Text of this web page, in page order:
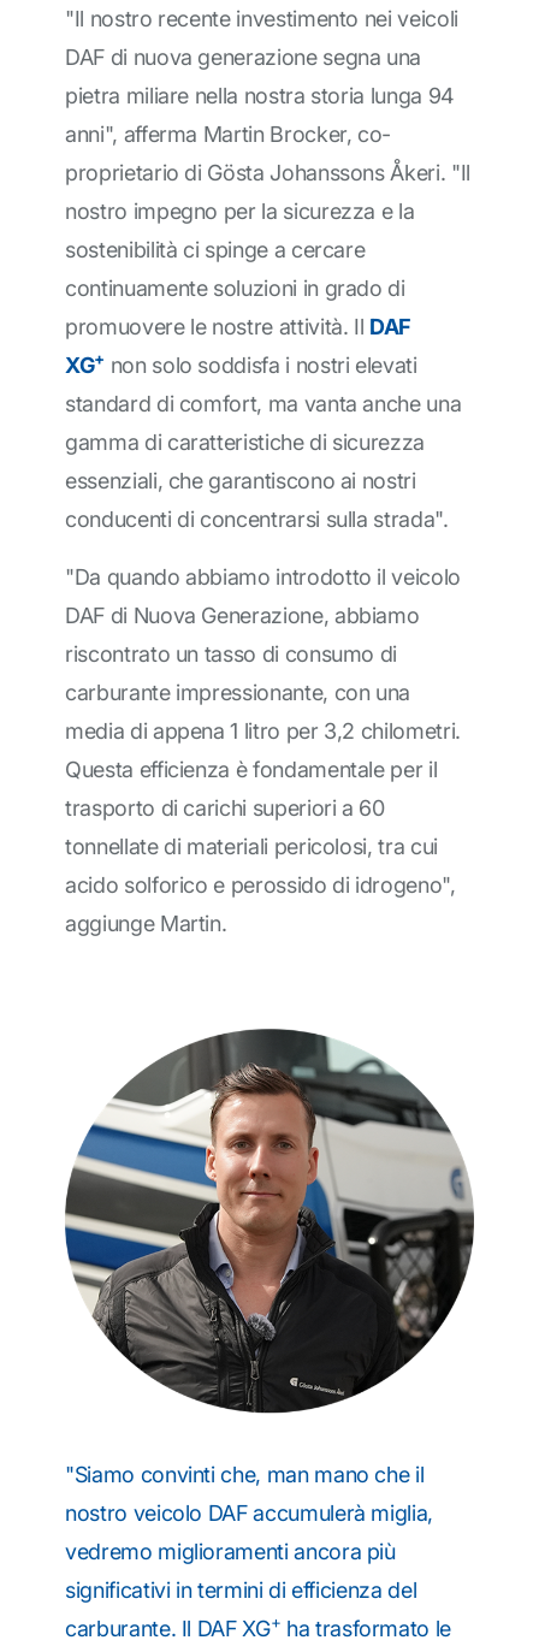
"Il nostro recente investimento nei veicoli
DAF di nuova generazione segna una
pietra miliare nella nostra storia lunga 94
anni", afferma Martin Brocker, co-
proprietario di Gösta Johanssons Åkeri. "Il
nostro impegno per la sicurezza e la
sostenibilità ci spinge a cercare
continuamente soluzioni in grado di
promuovere le nostre attività. Il DAF
XG+ non solo soddisfa i nostri elevati
standard di comfort, ma vanta anche una
gamma di caratteristiche di sicurezza
essenziali, che garantiscono ai nostri
conducenti di concentrarsi sulla strada".
"Da quando abbiamo introdotto il veicolo
DAF di Nuova Generazione, abbiamo
riscontrato un tasso di consumo di
carburante impressionante, con una
media di appena 1 litro per 3,2 chilometri.
Questa efficienza è fondamentale per il
trasporto di carichi superiori a 60
tonnellate di materiali pericolosi, tra cui
acido solforico e perossido di idrogeno",
aggiunge Martin.
"Siamo convinti che, man mano che il
nostro veicolo DAF accumulerà miglia,
vedremo miglioramenti ancora più
significativi in termini di efficienza del
carburante. Il DAF XG+ ha trasformato le